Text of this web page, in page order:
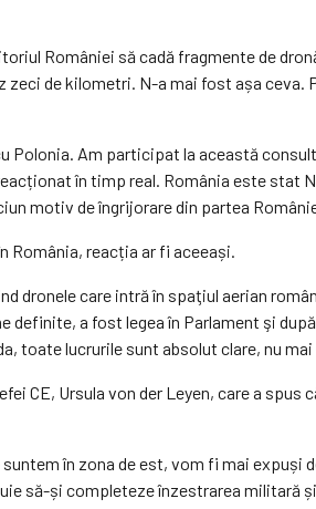
României să cadă fragmente de
zeci de kilometri. N-a mai fost așa
Am participat la această
în timp real. România este stat
motiv de îngrijorare din partea
România, reacția ar fi aceeași.
dronele care intră în spaţiul aerian
definite, a fost legea în Parlament şi
toate lucrurile sunt absolut clare, nu mai
CE, Ursula von der Leyen, care a
în zona de est, vom fi mai expuși
să-și completeze înzestrarea militară